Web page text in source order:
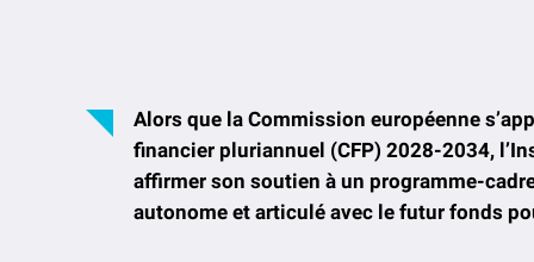
Alors que la Commission européenne
financier pluriannuel (CFP) 2028-2034,
affirmer son soutien à un programme-
autonome et articulé avec le futur fonds